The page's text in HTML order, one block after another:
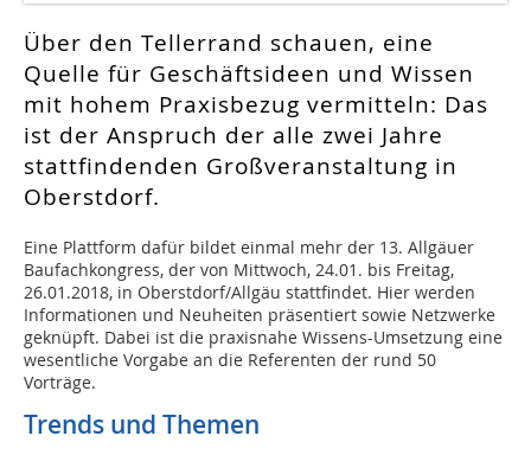
Über den Tellerrand schauen, eine
Quelle für Geschäftsideen und Wissen
mit hohem Praxisbezug vermitteln: Das
ist der Anspruch der alle zwei Jahre
stattfindenden Großveranstaltung in
Oberstdorf.
Eine Plattform dafür bildet einmal mehr der 13. Allgäuer
Baufachkongress, der von Mittwoch, 24.01. bis Freitag,
26.01.2018, in Oberstdorf/Allgäu stattfindet. Hier werden
Informationen und Neuheiten präsentiert sowie Netzwerke
geknüpft. Dabei ist die praxisnahe Wissens-Umsetzung eine
wesentliche Vorgabe an die Referenten der rund 50
Vorträge.
Trends und Themen